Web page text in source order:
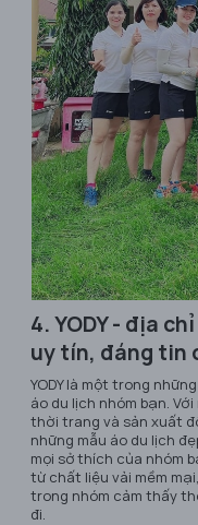
4. YODY - địa
uy tín, đáng tin
YODY là một trong
áo du lịch nhóm bạn.
thời trang và sản xuất
những mẫu áo du lịch
mọi sở thích của nhóm
từ chất liệu vải mềm
trong nhóm cảm thấy
đi.